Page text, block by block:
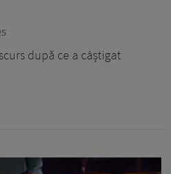
după ce a câștigat